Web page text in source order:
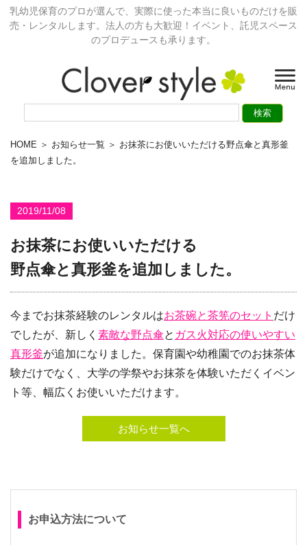
乳幼児保育のプロが選んで、実際に使った本当に良いものだけを販
売・レンタルします。法人の方も大歓迎！イベント、託児スペース
のプロデュースも承ります。
HOME ＞ お知らせ一覧 ＞ お抹茶にお使いいただける野点傘と真形釜
を追加しました。
2019/11/08
お抹茶にお使いいただける
野点傘と真形釜を追加しました。
今までお抹茶経験のレンタルはお茶碗と茶筅のセット だけ
でしたが、新しく 素敵な野点傘と ガス火対応の使いやすい
真形釜が追加になりました。保育園や幼稚園でのお抹茶体
験だけでなく、大学の学祭やお抹茶を体験いただくイベン
ト等、幅広くお使いいただけます。
お知らせ一覧へ
お申込方法について